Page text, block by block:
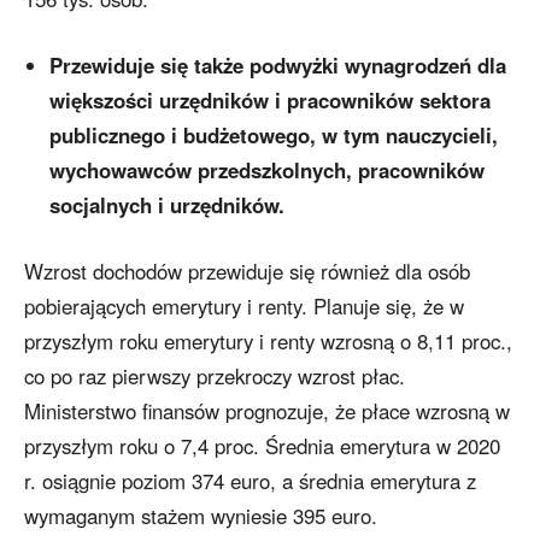
Przewiduje się także podwyżki wynagrodzeń dla
większości urzędników i pracowników sektora
publicznego i budżetowego, w tym nauczycieli,
wychowawców przedszkolnych, pracowników
socjalnych i urzędników.
Wzrost dochodów przewiduje się również dla osób
pobierających emerytury i renty. Planuje się, że w
przyszłym roku emerytury i renty wzrosną o 8,11 proc.,
co po raz pierwszy przekroczy wzrost płac.
Ministerstwo finansów prognozuje, że płace wzrosną w
przyszłym roku o 7,4 proc. Średnia emerytura w 2020
r. osiągnie poziom 374 euro, a średnia emerytura z
wymaganym stażem wyniesie 395 euro.